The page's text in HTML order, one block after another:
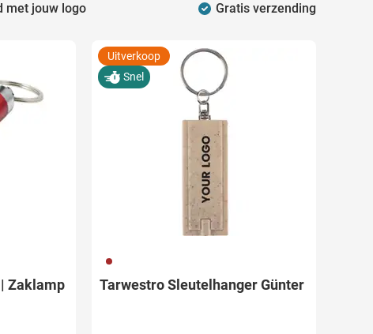
met jouw logo Gratis verzending
Zaklamp
011
Tarwestro Sleutelhanger Günter
Uitverkoop
Snel